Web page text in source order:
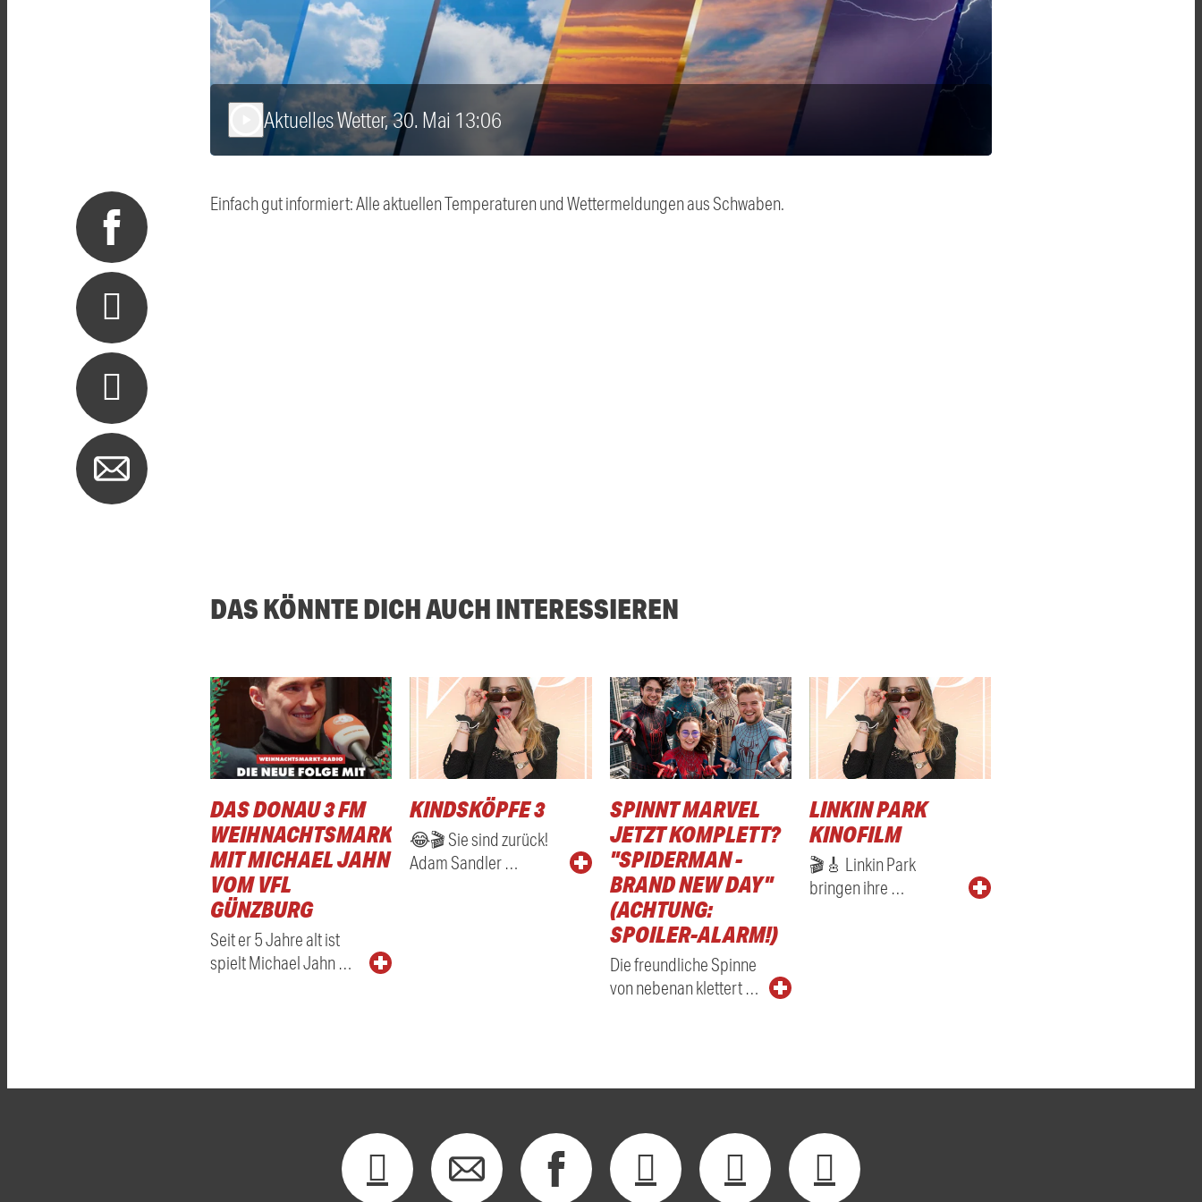
Aktuelles Wetter, 30. Mai 13:06
Einfach gut informiert: Alle aktuellen Temperaturen und Wettermeldungen aus Schwaben.
DAS KÖNNTE DICH AUCH INTERESSIEREN
DAS DONAU 3 FM
WEIHNACHTSMARKTRADIO
MIT MICHAEL JAHN
VOM VFL
GÜNZBURG
Seit er 5 Jahre alt ist
spielt Michael Jahn …
KINDSKÖPFE 3
😂🎬 Sie sind zurück!
Adam Sandler …
SPINNT MARVEL
JETZT KOMPLETT?
"SPIDERMAN -
BRAND NEW DAY"
(ACHTUNG:
SPOILER-ALARM!)
Die freundliche Spinne
von nebenan klettert …
LINKIN PARK
KINOFILM
🎬🎸 Linkin Park
bringen ihre …